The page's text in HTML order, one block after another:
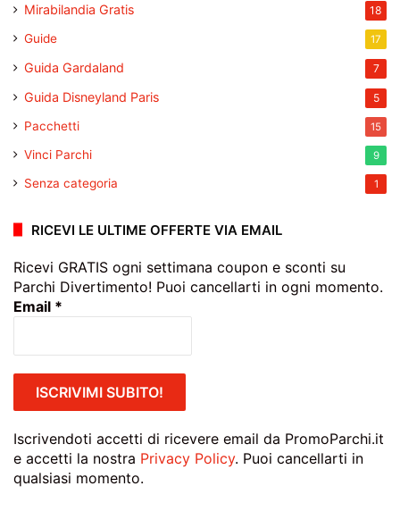
Mirabilandia Gratis 18
Guide 17
Guida Gardaland 7
Guida Disneyland Paris 5
Pacchetti 15
Vinci Parchi 9
Senza categoria 1
RICEVI LE ULTIME OFFERTE VIA EMAIL
Ricevi GRATIS ogni settimana coupon e sconti su
Parchi Divertimento! Puoi cancellarti in ogni momento.
Email *
Iscrivendoti accetti di ricevere email da PromoParchi.it
e accetti la nostra Privacy Policy. Puoi cancellarti in
qualsiasi momento.